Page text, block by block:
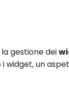
gestione dei
un